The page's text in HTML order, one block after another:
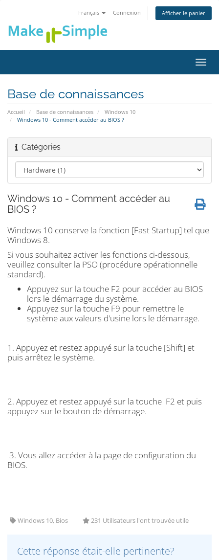
Français Connexion Afficher le panier
la
Base de connaissances
Accueil Base de connaissances
Windows 10
Windows 10 - Comment accéder au BIOS ?
Catégories
Windows 10 - Comment accéder au
BIOS ?
Windows 10 conserve la fonction [Fast Startup] tel que
Windows 8.
Si vous souhaitez activer les fonctions ci-dessous,
veuillez consulter la PSO (procédure opérationnelle
standard).
Appuyez sur la touche F2 pour accéder au BIOS
lors le démarrage du système.
Appuyez sur la touche F9 pour remettre le
système aux valeurs d'usine lors le démarrage.
1. Appuyez et restez appuyé sur la touche [Shift] et
puis arrêtez le système.
2. Appuyez et restez appuyé sur la touche F2 et puis
appuyez sur le bouton de démarrage.
3. Vous allez accéder à la page de configuration du
BIOS.
Windows 10, Bios 231 Utilisateurs l'ont trouvée utile
Cette réponse était-elle pertinente?